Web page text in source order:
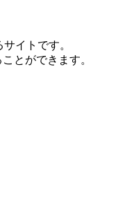
イトです。
とができます。